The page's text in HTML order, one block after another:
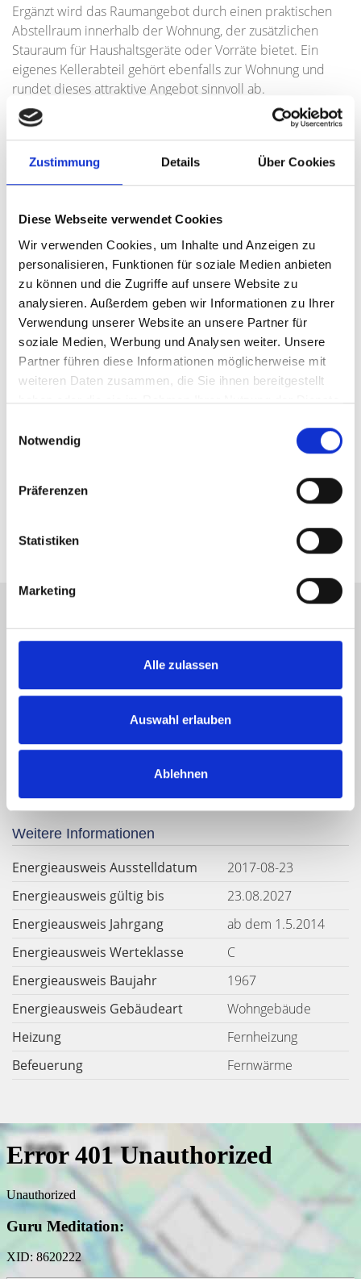
Zustimmung Details Über Cookies
Diese Webseite verwendet Cookies
Wir verwenden Cookies, um Inhalte und Anzeigen zu
personalisieren, Funktionen für soziale Medien anbieten
zu können und die Zugriffe auf unsere Website zu
analysieren. Außerdem geben wir Informationen zu Ihrer
Verwendung unserer Website an unsere Partner für
soziale Medien, Werbung und Analysen weiter. Unsere
Partner führen diese Informationen möglicherweise mit
weiteren Daten zusammen, die Sie ihnen bereitgestellt
haben oder die sie im Rahmen Ihrer Nutzung der Dienste
Notwendig
Präferenzen
Statistiken
Marketing
Alle zulassen
Auswahl erlauben
Ablehnen
Ergänzt wird das Raumangebot durch einen praktischen
Abstellraum innerhalb der Wohnung, der zusätzlichen
Stauraum für Haushaltsgeräte oder Vorräte bietet. Ein
eigenes Kellerabteil gehört ebenfalls zur Wohnung und
rundet dieses attraktive Angebot sinnvoll ab.
Die Wohnung überzeugt insgesamt durch ihre großzügige
den angenehmen Wohnkomfort. Der durchdachte
Grundriss bietet vielseitige Gestaltungsmöglichkeiten und
Zuhause mit ausreichend Platz für unterschiedliche
Lebenssituationen.
Herr Lukas Maier
Telefon: +49 911 131 605-0
Telefax: +49 89 230696244
Mobil: +49 171 9977 174
lm@hegerich-immobilien.de
Online Wertermittlung
Energieausweis (Verbrauchsausweis)
Energieverbrauchskennwert
Weitere Informationen
Energieausweis Ausstelldatum
2017-08-23
Energieausweis gültig bis
23.08.2027
Energieausweis Jahrgang
ab dem 1.5.2014
Energieausweis Werteklasse
C
Energieausweis Baujahr
1967
Energieausweis Gebäudeart
Wohngebäude
Heizung
Fernheizung
Befeuerung
Fernwärme